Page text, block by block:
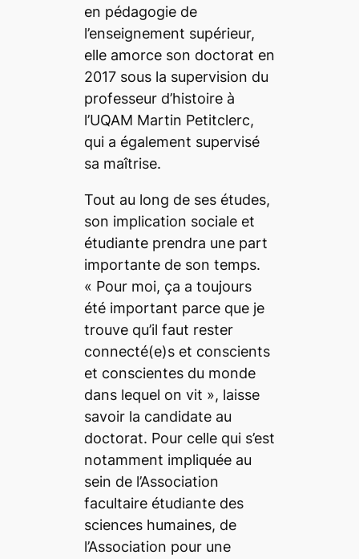
en pédagogie de
l’enseignement supérieur,
elle amorce son doctorat en
2017 sous la supervision du
professeur d’histoire à
l’UQAM Martin Petitclerc,
qui a également supervisé
sa maîtrise.
Tout au long de ses études,
son implication sociale et
étudiante prendra une part
importante de son temps.
« Pour moi, ça a toujours
été important parce que je
trouve qu’il faut rester
connecté(e)s et conscients
et conscientes du monde
dans lequel on vit », laisse
savoir la candidate au
doctorat. Pour celle qui s’est
notamment impliquée au
sein de l’Association
facultaire étudiante des
sciences humaines, de
l’Association pour une